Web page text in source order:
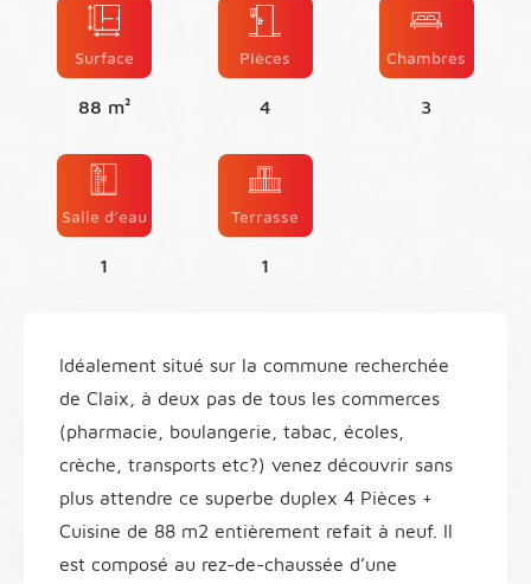
Surface
88 m²
Pièces
4
Chambres
3
Salle d’eau
1
Terrasse
1
Idéalement situé sur la commune recherchée
de Claix, à deux pas de tous les commerces
(pharmacie, boulangerie, tabac, écoles,
crèche, transports etc?) venez découvrir sans
plus attendre ce superbe duplex 4 Pièces +
Cuisine de 88 m2 entièrement refait à neuf. Il
est composé au rez-de-chaussée d’une